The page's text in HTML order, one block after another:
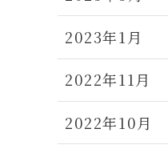
2023年1月
2022年11月
2022年10月